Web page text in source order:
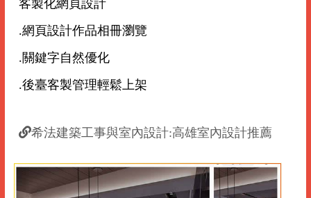
客製化網頁設計
.網頁設計作品相冊瀏覽
.關鍵字自然優化
.後臺客製管理輕鬆上架
希法建築工事與室內設計:高雄室內設計推薦